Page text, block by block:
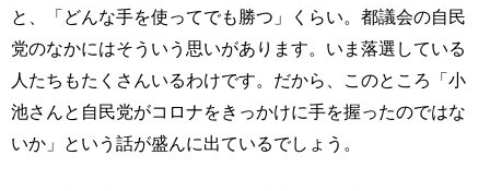
と、「どんな手を使ってでも勝つ」くらい。都議会の自民
党のなかにはそういう思いがあります。いま落選している
人たちもたくさんいるわけです。だから、このところ「小
池さんと自民党がコロナをきっかけに手を握ったのではな
いか」という話が盛んに出ているでしょう。